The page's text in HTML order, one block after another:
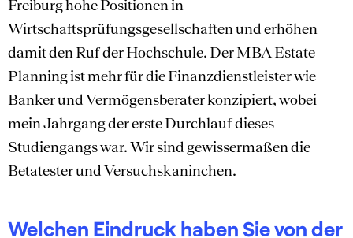
Freiburg hohe Positionen in
Wirtschaftsprüfungsgesellschaften und erhöhen
damit den Ruf der Hochschule. Der MBA Estate
Planning ist mehr für die Finanzdienstleister wie
Banker und Vermögensberater konzipiert, wobei
mein Jahrgang der erste Durchlauf dieses
Studiengangs war. Wir sind gewissermaßen die
Betatester und Versuchskaninchen.
Welchen Eindruck haben Sie von der